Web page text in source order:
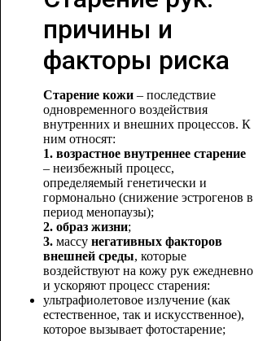
причины и
факторы риска
Старение кожи– последствие
одновременного воздействия
внутренних и внешних процессов. К
ним относят:
1. возрастное внутреннее старение
– неизбежный процесс,
определяемый генетически и
гормонально (снижение эстрогенов в
период менопаузы);
2. образ жизни;
3.массу негативных факторов
внешней среды, которые
воздействуют на кожу рук ежедневно
и ускоряют процесс старения:
ультрафиолетовое излучение (как
естественное, так и искусственное),
которое вызывает фотостарение;